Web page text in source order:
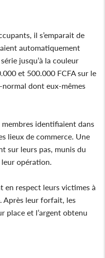
il s’emparait de
automatiquement
jusqu’à la couleur
et 500.000 FCFA sur le
dont eux-mêmes
identifiaient dans
lieux de commerce. Une
sur leurs pas, munis du
opération.
en respect leurs victimes à
Après leur forfait, les
place et l’argent obtenu